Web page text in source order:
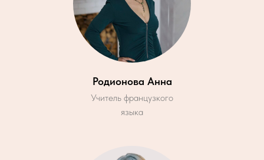
Родионова Анна
Учитель французкого
языка